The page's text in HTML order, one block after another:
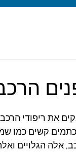
את ריפודי
כתמים קשים כמו
אלה הגלויים